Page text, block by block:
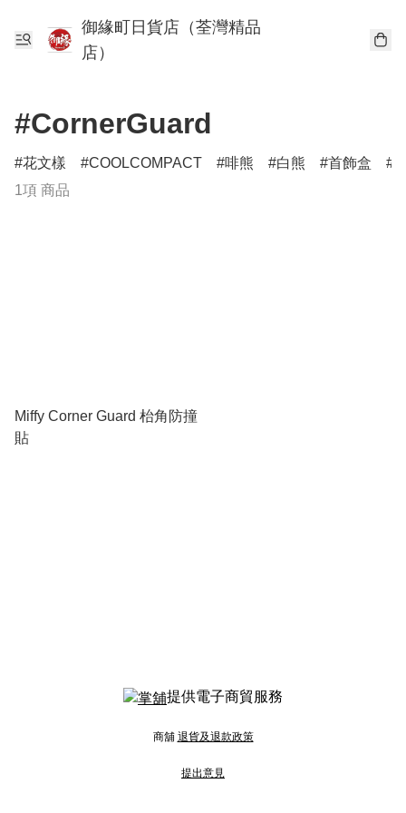
御緣町日貨店（荃灣精品
店）
#CornerGuard
花文樣 COOLCOMPACT 啡熊 白熊 首飾盒
1項 商品
Miffy Corner Guard 枱角防撞
貼
提供電子商貿服務
商舖 退貨及退款政策
提出意見